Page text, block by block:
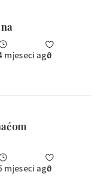
mjeseci ago
0
mjeseci ago
0